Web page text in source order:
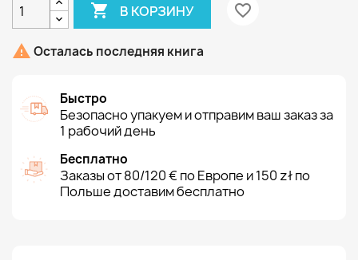
 В КОРЗИНУ favorite_border
 Осталась последняя книга
Быстро
Безопасно упакуем и отправим ваш заказ за
1 рабочий день
Бесплатно
Заказы от 80/120 € по Европе и 150 zł по
Польше доставим бесплатно